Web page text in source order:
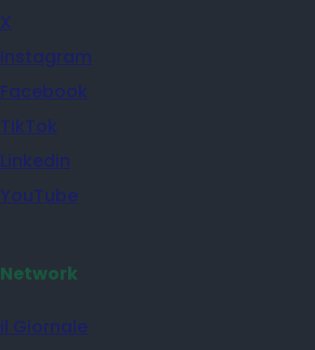
X
Instagram
Facebook
TikTok
Linkedin
YouTube
Network
il Giornale